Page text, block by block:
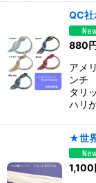
QC
880
アメ
ンチ
タリ
ハリ
★世
1,100